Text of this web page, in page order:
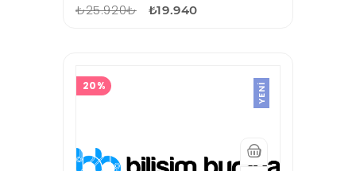
₺25.920₺ ₺19.940
20% YENI